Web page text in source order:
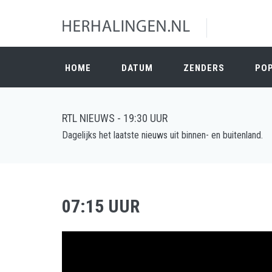
HOME DATUM ZENDERS
RTL NIEUWS - 19:30 UUR
Dagelijks het laatste nieuws uit binnen- en buitenland.
07:15 UUR